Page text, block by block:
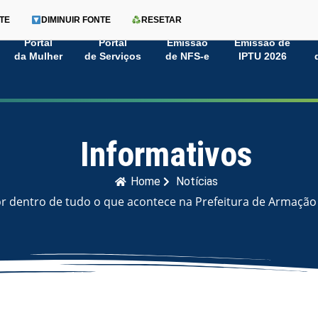
Portal
da Mulher
Portal
de Serviços
Emissão
de NFS-e
Emissão de
IPTU 2026
DIMINUIR FONTE RESETAR
Informativos
Home Notícias
dentro de tudo o que acontece na Prefeitura de